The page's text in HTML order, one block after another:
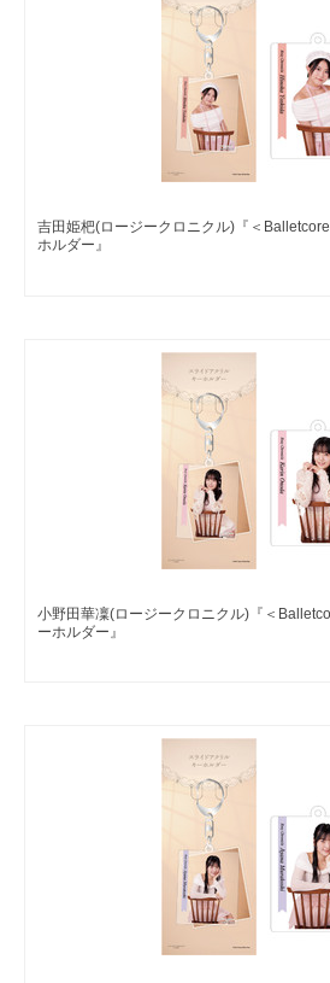
吉田姫杷(ロージークロニクル)『＜
ホルダー』
小野田華凜(ロージークロニクル)『＜
ーホルダー』